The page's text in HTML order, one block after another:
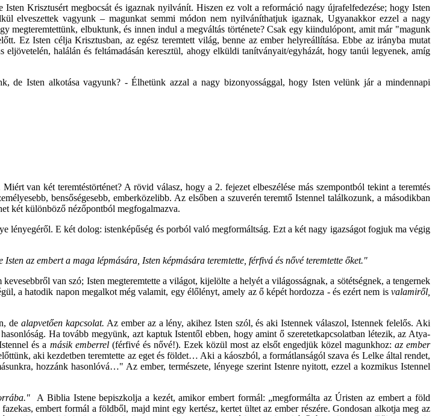
Krisztusért megbocsát és igaznak nyilvánít. Hiszen ez volt a reformáció nagy újrafelfedezése; hogy Isten
elveszettek vagyunk – magunkat semmi módon nem nyilváníthatjuk igaznak, Ugyanakkor ezzel a nagy
megteremtettünk, elbuktunk, és innen indul a megváltás története? Csak egy kiindulópont, amit már "magunk
Ez Isten célja Krisztusban, az egész teremtett világ, benne az ember helyreállítása. Ebbe az irányba mutat
halálán és feltámadásán keresztül, ahogy elküldi tanítványait/egyházát, hogy tanúi legyenek, amíg
de Isten alkotása vagyunk? - Élhetünk azzal a nagy bizonyossággal, hogy Isten velünk jár a mindennapi
van két teremtéstörténet? A rövid válasz, hogy a 2. fejezet elbeszélése más szempontból tekint a teremtés
bensőségesebb, emberközelibb. Az elsőben a szuverén teremtő Istennel találkozunk, a másodikban
két különböző nézőpontból megfogalmazva.
lényegéről. E két dolog: istenképűség és porból való megformáltság. Ezt a két nagy igazságot fogjuk ma végig
az embert a maga lépmására, Isten képmására teremtette, férfivá és nővé teremtette őket."
van szó; Isten megteremtette a világot, kijelölte a helyét a világosságnak, a sötétségnek, a tengernek
a hatodik napon megalkot még valamit, egy élőlényt, amely az ő képét hordozza - és ezért nem is valamiről,
de alapvetően kapcsolat. Az ember az a lény, akihez Isten szól, és aki Istennek válaszol, Istennek felelős. Aki
Ha tovább megyünk, azt kaptuk Istentől ebben, hogy amint ő szeretetkapcsolatban létezik, az Atya-
és a másik emberrel(férfivé és nővé!). Ezek közül most az elsőt engedjük közel magunkhoz: az ember
aki kezdetben teremtette az eget és földet… Aki a káoszból, a formátlanságól szava és Lelke által rendet,
hozzánk hasonlóvá…" Az ember, természete, lényege szerint Istenre nyitott, ezzel a kozmikus Istennel
A Biblia Istene bepiszkolja a kezét, amikor embert formál: „megformálta az Úristen az embert a föld
embert formál a földből, majd mint egy kertész, kertet ültet az ember részére. Gondosan alkotja meg az